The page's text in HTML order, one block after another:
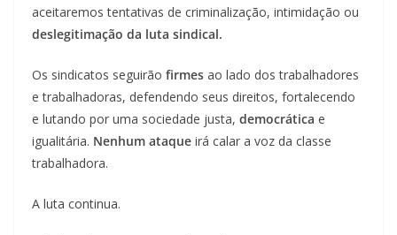
aceitaremos tentativas de criminalização, intimidação ou
deslegitimação da luta sindical.
Os sindicatos seguirão firmes ao lado dos trabalhadores
e trabalhadoras, defendendo seus direitos, fortalecendo
e lutando por uma sociedade justa, democrática e
igualitária. Nenhum ataque irá calar a voz da classe
trabalhadora.
A luta continua.